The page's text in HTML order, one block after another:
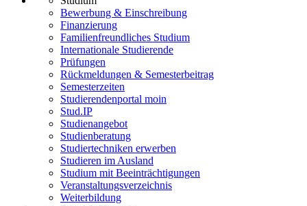
Bewerbung & Einschreibung
Finanzierung
Familienfreundliches Studium
Internationale Studierende
Prüfungen
Rückmeldungen & Semesterbeitrag
Semesterzeiten
Studierendenportal moin
Stud.IP
Studienangebot
Studienberatung
Studiertechniken erwerben
Studieren im Ausland
Studium mit Beeinträchtigungen
Veranstaltungsverzeichnis
Weiterbildung